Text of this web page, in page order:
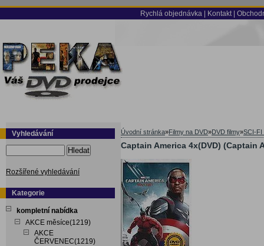
Rychlá objednávka Kontakt
Vyhledávání
Hledat
Rozšířené vyhledávání
Kategorie
kompletní nabídka
AKCE měsíce(1219)
AKCE
ČERVENEC(1219)
Úvodní stránka»Filmy na DVD»DVD filmy»SCI-FI
Captain America 4x(DVD) (Captain